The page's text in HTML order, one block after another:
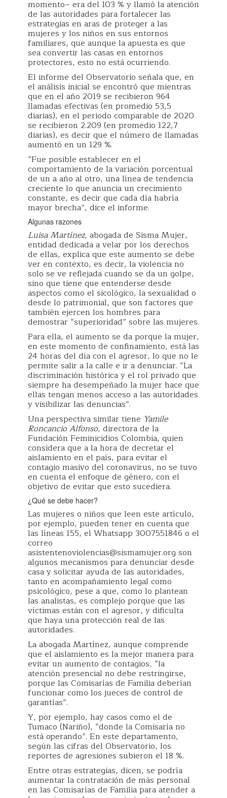
momento– era del 103 % y llamó la atención
de las autoridades para fortalecer las
estrategias en aras de proteger a las
mujeres y los niños en sus entornos
familiares, que aunque la apuesta es que
sea convertir las casas en entornos
protectores, esto no está ocurriendo.
El informe del Observatorio señala que, en
el análisis inicial se encontró que mientras
que en el año 2019 se recibieron 964
llamadas efectivas (en promedio 53,5
diarias), en el periodo comparable de 2020
se recibieron 2.209 (en promedio 122,7
diarias), es decir que el número de llamadas
aumentó en un 129 %.
“Fue posible establecer en el
comportamiento de la variación porcentual
de un a año al otro, una línea de tendencia
creciente lo que anuncia un crecimiento
constante, es decir que cada día habría
mayor brecha”, dice el informe.
Algunas razones
Luisa Martínez, abogada de Sisma Mujer,
entidad dedicada a velar por los derechos
de ellas, explica que este aumento se debe
ver en contexto, es decir, la violencia no
solo se ve reflejada cuando se da un golpe,
sino que tiene que entenderse desde
aspectos como el sicológico, la sexualidad o
desde lo patrimonial, que son factores que
también ejercen los hombres para
demostrar “superioridad” sobre las mujeres.
Para ella, el aumento se da porque la mujer,
en este momento de confinamiento, está las
24 horas del día con el agresor, lo que no le
permite salir a la calle e ir a denunciar. “La
discriminación histórica y el rol privado que
siempre ha desempeñado la mujer hace que
ellas tengan menos acceso a las autoridades
y visibilizar las denuncias”.
Una perspectiva similar tiene Yamile
Roncancio Alfonso, directora de la
Fundación Feminicidios Colombia, quien
considera que a la hora de decretar el
aislamiento en el país, para evitar el
contagio masivo del coronavirus, no se tuvo
en cuenta el enfoque de género, con el
objetivo de evitar que esto sucediera.
¿Qué se debe hacer?
Las mujeres o niños que leen este artículo,
por ejemplo, pueden tener en cuenta que
las líneas 155, el Whatsapp 3007551846 o el
correo
asistentenoviolencias@sismamujer.org son
algunos mecanismos para denunciar desde
casa y solicitar ayuda de las autoridades,
tanto en acompañamiento legal como
psicológico, pese a que, como lo plantean
las analistas, es complejo porque que las
víctimas están con el agresor, y dificulta
que haya una protección real de las
autoridades.
La abogada Martínez, aunque comprende
que el aislamiento es la mejor manera para
evitar un aumento de contagios, “la
atención presencial no debe restringirse,
porque las Comisarías de Familia deberían
funcionar como los jueces de control de
garantías”.
Y, por ejemplo, hay casos como el de
Tumaco (Nariño), “donde la Comisaría no
está operando”. En este departamento,
según las cifras del Observatorio, los
reportes de agresiones subieron el 18 %.
Entre otras estrategias, dicen, se podría
aumentar la contratación de más personal
en las Comisarías de Familia para atender a